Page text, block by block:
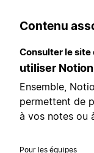
Contenu
Consulter le site
utiliser
Ensemble,
permettent de
à vos notes ou
Pour les équipes